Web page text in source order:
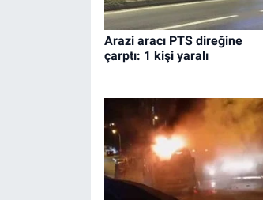
Arazi aracı PTS direğine
çarptı: 1 kişi yaralı